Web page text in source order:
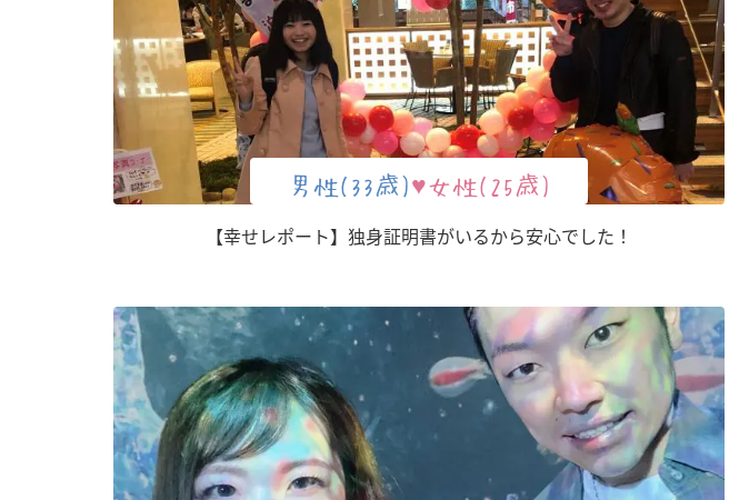
男性(33歳)♥女性(25歳)
【幸せレポート】独身証明書がいるから安心でした！